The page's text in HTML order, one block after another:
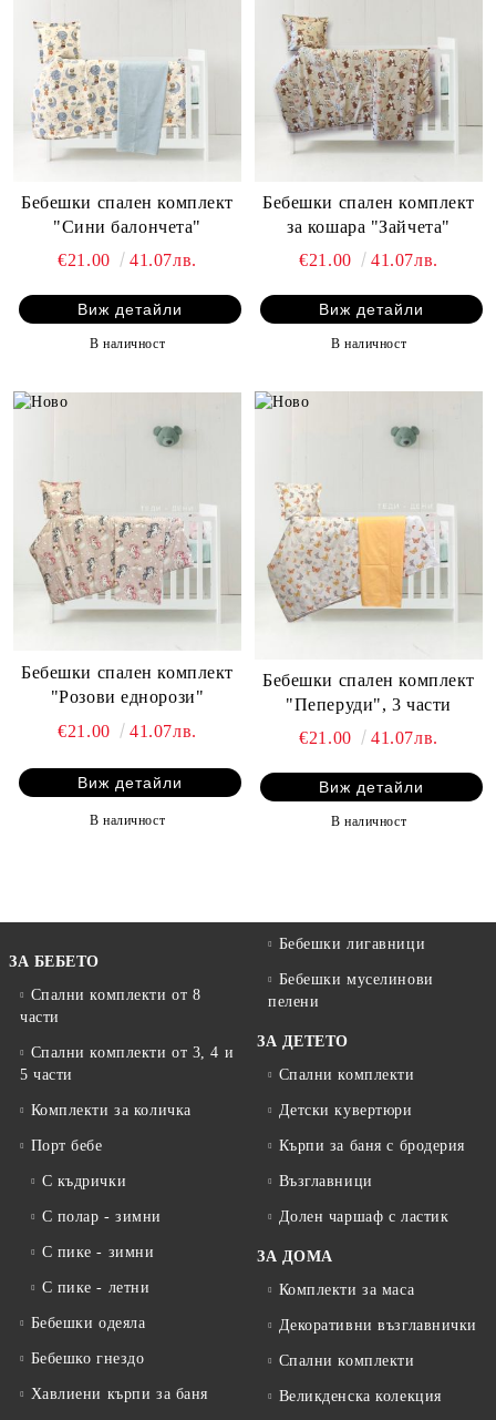
Бебешки спален комплект
"Сини балончета"
€21.00
41.07лв.
Виж детайли
В наличност
Бебешки спален комплект
за кошара "Зайчета"
€21.00
41.07лв.
Виж детайли
В наличност
Бебешки спален комплект
"Розови еднорози"
€21.00
41.07лв.
Виж детайли
В наличност
Бебешки спален комплект
"Пеперуди", 3 части
€21.00
41.07лв.
Виж детайли
В наличност
ЗА БЕБЕТО
Спални комплекти от 8
части
Спални комплекти от 3, 4 и
5 части
Комплекти за количка
Порт бебе
С къдрички
С полар - зимни
С пике - зимни
С пике - летни
Бебешки одеяла
Бебешко гнездо
Хавлиени кърпи за баня
Бебешки лигавници
Бебешки муселинови
пелени
ЗА ДЕТЕТО
Спални комплекти
Детски кувертюри
Кърпи за баня с бродерия
Възглавници
Долен чаршаф с ластик
ЗА ДОМА
Комплекти за маса
Декоративни възглавнички
Спални комплекти
Великденска колекция